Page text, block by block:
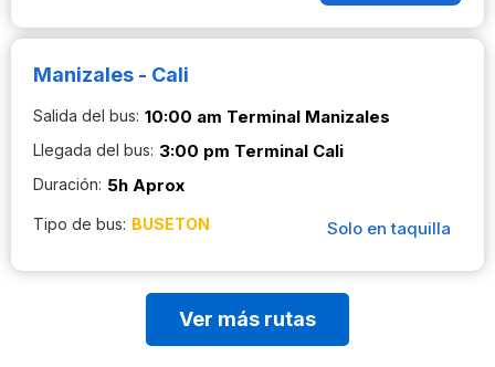
Manizales - Cali
Salida del bus: 10:00 am Terminal Manizales
Llegada del bus: 3:00 pm Terminal Cali
Duración: 5h Aprox
Tipo de bus: BUSETON Solo en taquilla
Ver más rutas